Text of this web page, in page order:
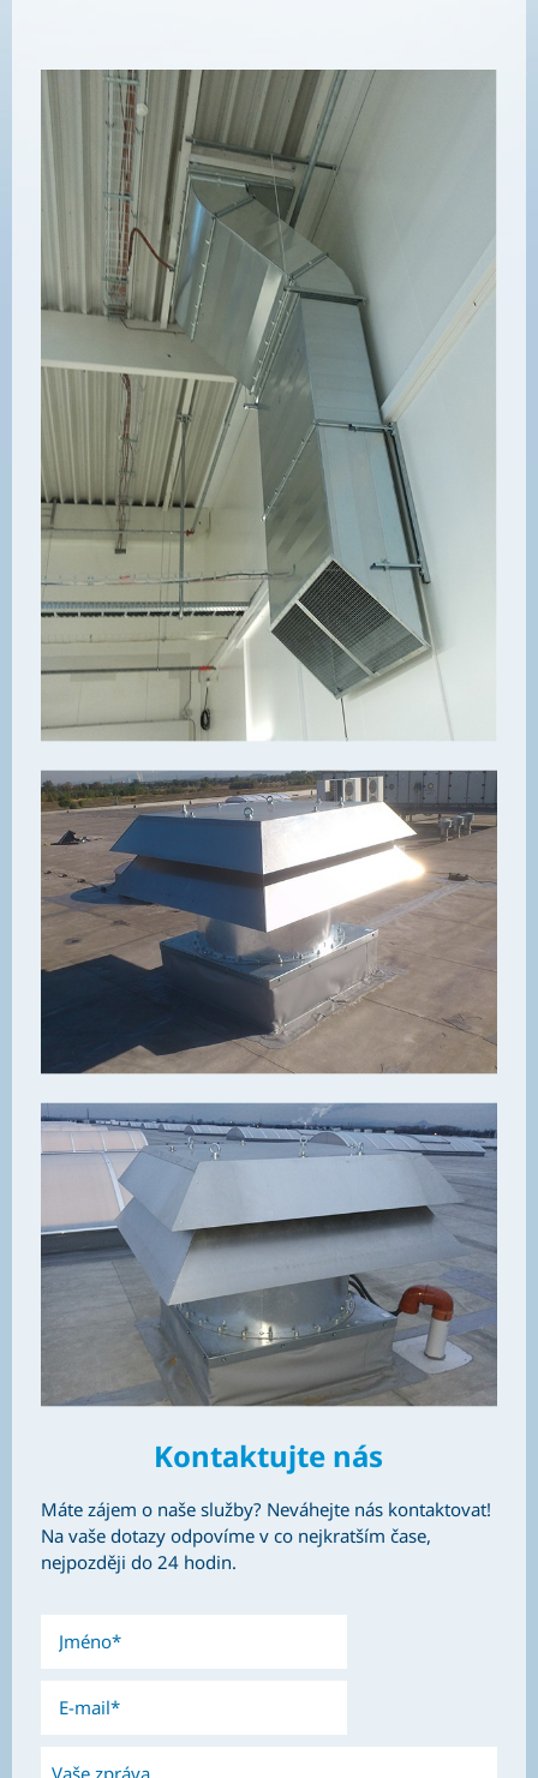
Kontaktujte nás
Máte zájem o naše služby? Neváhejte nás kontaktovat!
Na vaše dotazy odpovíme v co nejkratším čase,
nejpozději do 24 hodin.